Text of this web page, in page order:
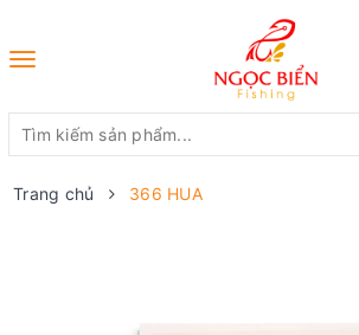
Toggle
Trang chủ 366 HUA